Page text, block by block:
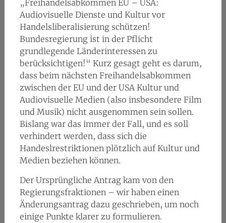
„Freihandelsabkommen EU – USA:
Audiovisuelle Dienste und Kultur vor
Handelsliberalisierung schützen!
Bundesregierung ist in der Pflicht
grundlegende Länderinteressen zu
berücksichtigen!“ Kurz gesagt geht es darum,
dass beim nächsten Freihandelsabkommen
zwischen der EU und der USA Kultur und
Audiovisuelle Medien (also insbesondere Film
und Musik) nicht ausgenommen sein sollen.
Bislang war das immer der Fall, und es soll
verhindert werden, dass sich die
Handeslrestriktionen plötzlich auf Kultur und
Medien beziehen können.
Der Ursprüngliche Antrag kam von den
Regierungsfraktionen – wir haben einen
Änderungsantrag dazu geschrieben, um noch
einige Punkte klarer zu formulieren.